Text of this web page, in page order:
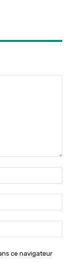
:*
:*
:
ce navigateur